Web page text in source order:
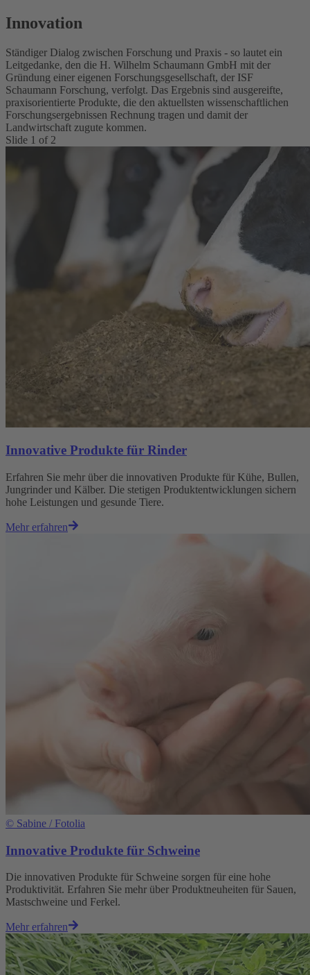
Innovation
Ständiger Dialog zwischen Forschung und Praxis - so lautet ein
Leitgedanke, den die H. Wilhelm Schaumann GmbH mit der
Gründung einer eigenen Forschungsgesellschaft, der ISF
Schaumann Forschung, verfolgt. Das Ergebnis sind ausgereifte,
praxisorientierte Produkte, die den aktuellsten wissenschaftlichen
Forschungsergebnissen Rechnung tragen und damit der
Landwirtschaft zugute kommen.
Slide 1 of 2
Innovative Produkte für Rinder
Erfahren Sie mehr über die innovativen Produkte für Kühe, Bullen,
Jungrinder und Kälber. Die stetigen Produktentwicklungen sichern
hohe Leistungen und gesunde Tiere.
Mehr erfahren
© Sabine / Fotolia
Innovative Produkte für Schweine
Die innovativen Produkte für Schweine sorgen für eine hohe
Produktivität. Erfahren Sie mehr über Produktneuheiten für Sauen,
Mastschweine und Ferkel.
Mehr erfahren